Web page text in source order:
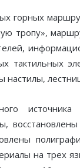
горных
тропу»,
тактильных
настилы,
на трех